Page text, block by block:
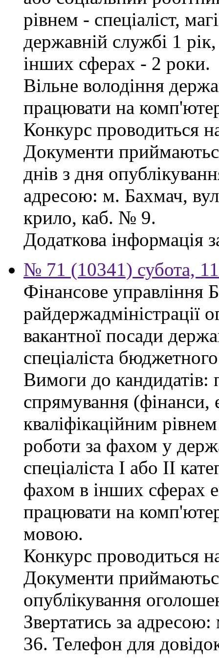
рівнем - спеціаліст,
державній службі 1
інших сферах - 2 роки.
Вільне володіння
працювати на
Конкурс проводиться
Документи
днів з дня
адресою: м. Бахмач,
крило, каб. № 9.
Додаткова інформація
№ 71 (10341) субота,
Фінансове управління
райдержадміністрації
вакантної посади
спеціаліста бюджетного
Вимоги до кандидатів:
спрямування (фінанси,
кваліфікаційним
роботи за фахом у
спеціаліста І або ІІ
фахом в інших сферах
працювати на
мовою.
Конкурс проводиться
Документи
опублікування
Звертатись за
36. Телефон для